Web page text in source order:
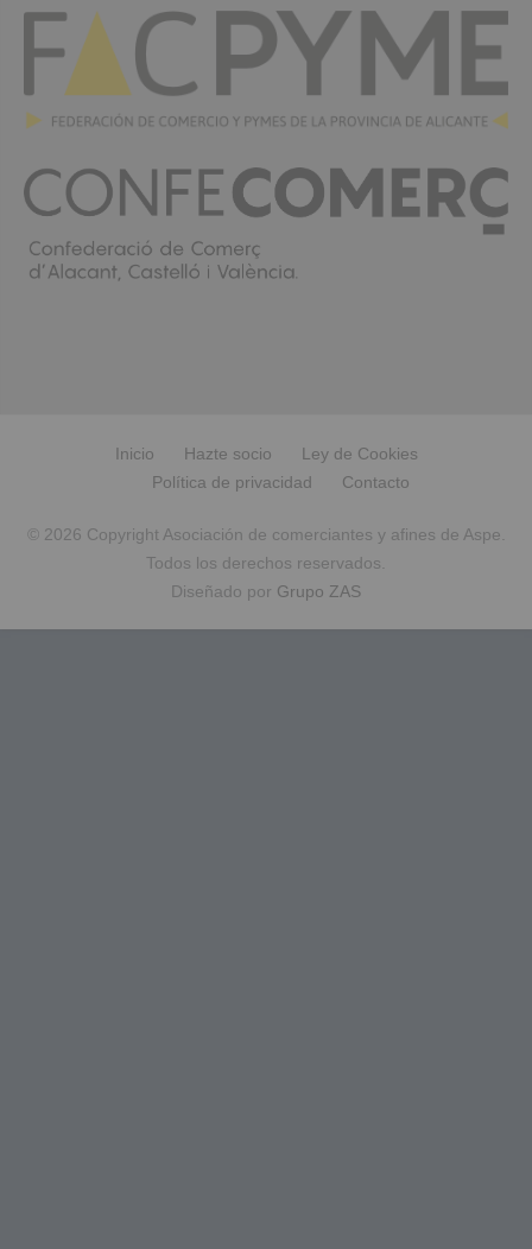
Inicio Hazte socio
Ley de Cookies
Política de privacidad
Contacto
© 2026 Copyright Asociación de comerciantes y afines de Aspe.
Todos los derechos reservados.
Diseñado por Grupo ZAS